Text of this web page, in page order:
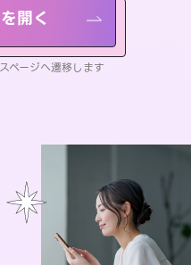
開く
ページへ遷移します